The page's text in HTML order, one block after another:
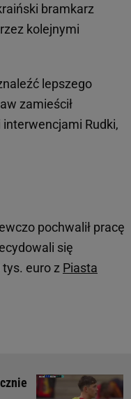
bramkarz
kolejnymi
lepszego
zamieścił
Rudki,
pochwalił pracę
się
euro z Piasta